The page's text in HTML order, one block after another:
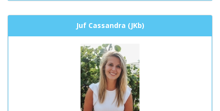
Juf Cassandra (JKb)